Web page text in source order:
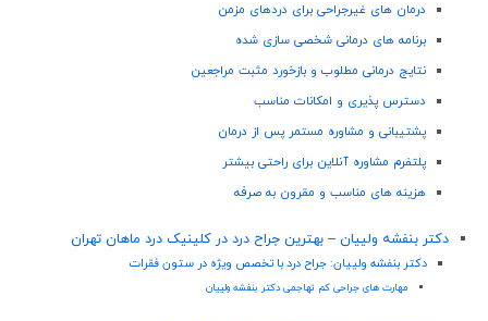
درمان های غیرجراحی برای دردهای مزمن
برنامه های درمانی شخصی سازی شده
نتایج درمانی مطلوب و بازخورد مثبت مراجعین
دسترس پذیری و امکانات مناسب
پشتیبانی و مشاوره مستمر پس از درمان
پلتفرم مشاوره آنلاین برای راحتی بیشتر
هزینه های مناسب و مقرون به صرفه
دکتر بنفشه ولییان – بهترین جراح درد در کلینیک درد ماهان تهران
دکتر بنفشه ولییان: جراح درد با تخصص ویژه در ستون فقرات
مهارت های جراحی کم تهاجمی دکتر بنفشه ولییان